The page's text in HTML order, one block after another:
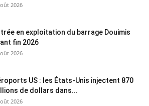
2026
en exploitation du barrage Douimis
fin 2026
2026
US : les États-Unis injectent 870
de dollars dans...
2026